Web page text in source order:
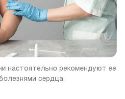
настоя­тельно рекомендуют ее
сердца